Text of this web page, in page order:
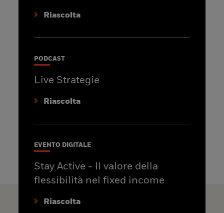
Riascolta
PODCAST
Live Strategie
Riascolta
EVENTO DIGITALE
Stay Active - Il valore della
flessibilità nel fixed income
Riascolta